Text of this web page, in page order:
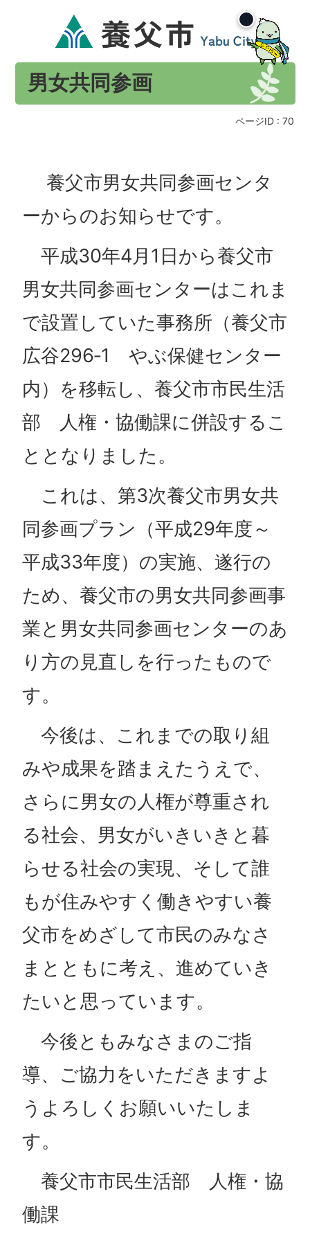
男女共同参画
ページID : 70
養父市男女共同参画センタ
ーからのお知らせです。
平成30年4月1日から養父市
男女共同参画センターはこれま
で設置していた事務所（養父市
広谷296‐1 やぶ保健センター
内）を移転し、養父市市民生活
部 人権・協働課に併設するこ
ととなりました。
これは、第3次養父市男女共
同参画プラン（平成29年度～
平成33年度）の実施、遂行の
ため、養父市の男女共同参画事
業と男女共同参画センターのあ
り方の見直しを行ったもので
す。
今後は、これまでの取り組
みや成果を踏まえたうえで、
さらに男女の人権が尊重され
る社会、男女がいきいきと暮
らせる社会の実現、そして誰
もが住みやすく働きやすい養
父市をめざして市民のみなさ
まとともに考え、進めていき
たいと思っています。
今後ともみなさまのご指
導、ご協力をいただきますよ
うよろしくお願いいたしま
す。
養父市市民生活部 人権・協
働課